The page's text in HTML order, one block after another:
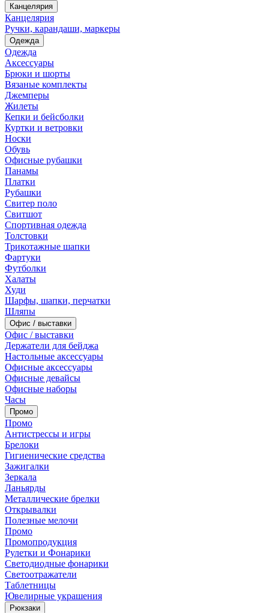
Канцелярия
Канцелярия
Ручки, карандаши, маркеры
Одежда
Одежда
Аксессуары
Брюки и шорты
Вязаные комплекты
Джемперы
Жилеты
Кепки и бейсболки
Куртки и ветровки
Носки
Обувь
Офисные рубашки
Панамы
Платки
Рубашки
Свитер поло
Свитшот
Спортивная одежда
Толстовки
Трикотажные шапки
Фартуки
Футболки
Халаты
Худи
Шарфы, шапки, перчатки
Шляпы
Офис / выставки
Офис / выставки
Держатели для бейджа
Настольные аксессуары
Офисные аксессуары
Офисные девайсы
Офисные наборы
Часы
Промо
Промо
Антистрессы и игры
Брелоки
Гигиенические средства
Зажигалки
Зеркала
Ланьярды
Металлические брелки
Открывалки
Полезные мелочи
Промо
Промопродукция
Рулетки и Фонарики
Светодиодные фонарики
Светоотражатели
Таблетницы
Ювелирные украшения
Рюкзаки